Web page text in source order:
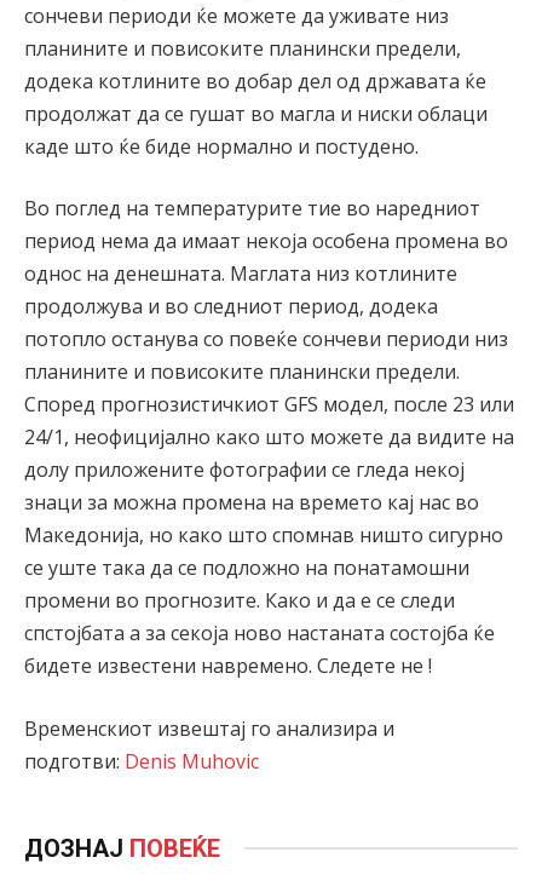
сончеви периоди ќе можете да уживате низ
планините и повисоките планински предели,
додека котлините во добар дел од државата ќе
продолжат да се гушат во магла и ниски облаци
каде што ќе биде нормално и постудено.
Во поглед на температурите тие во наредниот
период нема да имаат некоја особена промена во
однос на денешната. Маглата низ котлините
продолжува и во следниот период, додека
потопло останува со повеќе сончеви периоди низ
планините и повисоките планински предели.
Според прогнозистичкиот GFS модел, после 23 или
24/1, неофицијално како што можете да видите на
долу приложените фотографии се гледа некој
знаци за можна промена на времето кај нас во
Македонија, но како што спомнав ништо сигурно
се уште така да се подложно на понатамошни
промени во прогнозите. Како и да е се следи
спстојбата а за секоја ново настаната состојба ќе
бидете известени навремено. Следете не !
Временскиот извештај го анализира и
подготви: Denis Muhovic
ДОЗНАЈ ПОВЕЌЕ